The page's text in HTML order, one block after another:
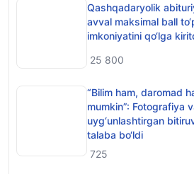
Qashqadaryolik
avval maksimal ball
imkoniyatini qo‘lga
25 800
“Bilim ham, daromad
mumkin”: Fotografiya
uyg‘unlashtirgan
talaba bo‘ldi
725